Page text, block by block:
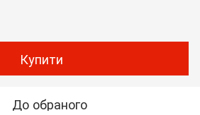
Купити
До обраного